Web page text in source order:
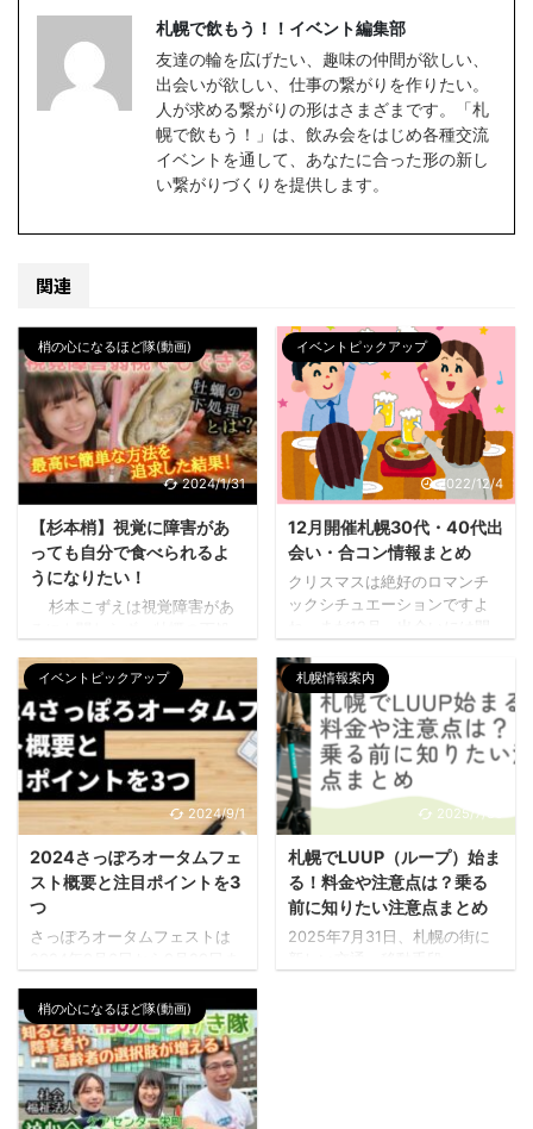
札幌で飲もう！！イベント編集部
友達の輪を広げたい、趣味の仲間が欲しい、
出会いが欲しい、仕事の繋がりを作りたい。
人が求める繋がりの形はさまざまです。「札
幌で飲もう！」は、飲み会をはじめ各種交流
イベントを通して、あなたに合った形の新し
い繋がりづくりを提供します。
関連
梢の心になるほど隊(動画)
2024/1/31
【杉本梢】視覚に障害があ
っても自分で食べられるよ
うになりたい！
杉本こずえは視覚障害があ
共有しています。 牡蠣の構造
を学び、殻の開け方のコツを
調べ上げ、実際に手の感覚を
頼りにしながら牡蠣を開ける
技術を習得しました。 牡蠣の
ゆすり洗い方法を試み、その
結果、牡蠣本来の味をより堪
能できることを発見し、食べ
方に関しても新たな好みを見
つけ出しました。 北海道の牡
蠣を美味しく食べたい！大変
か追求してみた！ こちらのさ
つのもSNSもチェック!! FBペ
ージ イベント情報LINE ...
イベントピックアップ
2022/12/4
12月開催札幌30代・40代出
会い・合コン情報まとめ
クリスマスは絶好のロマンチ
ックシチュエーションですよ
加できる独身限定出会いイベ
ント・合コンをまとめまし
た。 申込みはイベント詳細ペ
ージの申込みフォーム、もし
くはLINEでお問い合わせくだ
さい。 40代独身限定・クリス
マス年末年始前の40代お友達
つくり 開催日：2022年 12月
10日 土曜日 19時～21時 参加
条件は40代（40才～49才）の
独身の方限定 会話や価値観が
合う同世代で出会い、気の合
う飲み仲間・友人を作りたい
人であつまりましょう！ ...
イベントピックアップ
2024/9/1
2024さっぽろオータムフェ
スト概要と注目ポイントを3
つ
さっぽろオータムフェストは
通り、札幌市中心部の大通公
園で行われ、約1kmにわたる7
つのエリアに300店舗以上が出
店する大規模なグルメイベン
トとなります。 北海道の食を
メインテーマに、道内各地の
札幌情報案内
2025/7/30
札幌でLUUP（ループ）始ま
る！料金や注意点は？乗る
前に知りたい注意点まとめ
2025年7月31日、札幌の街に
梢の心になるほど隊(動画)